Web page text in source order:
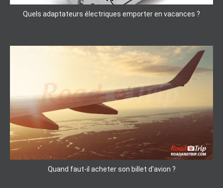
Quels adaptateurs électriques emporter en vacances ?
Quand faut-il acheter son billet d’avion ?